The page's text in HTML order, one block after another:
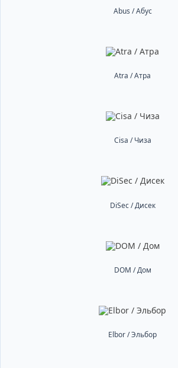
Abus / Абус
Atra / Атра
Cisa / Чиза
DiSec / Дисек
DOM / Дом
Elbor / Эльбор